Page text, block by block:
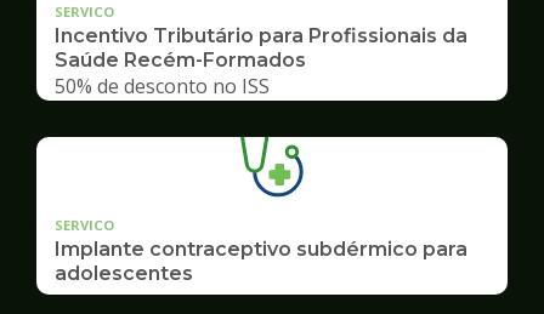
SERVICO
Incentivo Tributário para Profissionais da
Saúde Recém-Formados
50% de desconto no ISS
SERVICO
Implante contraceptivo subdérmico para
adolescentes